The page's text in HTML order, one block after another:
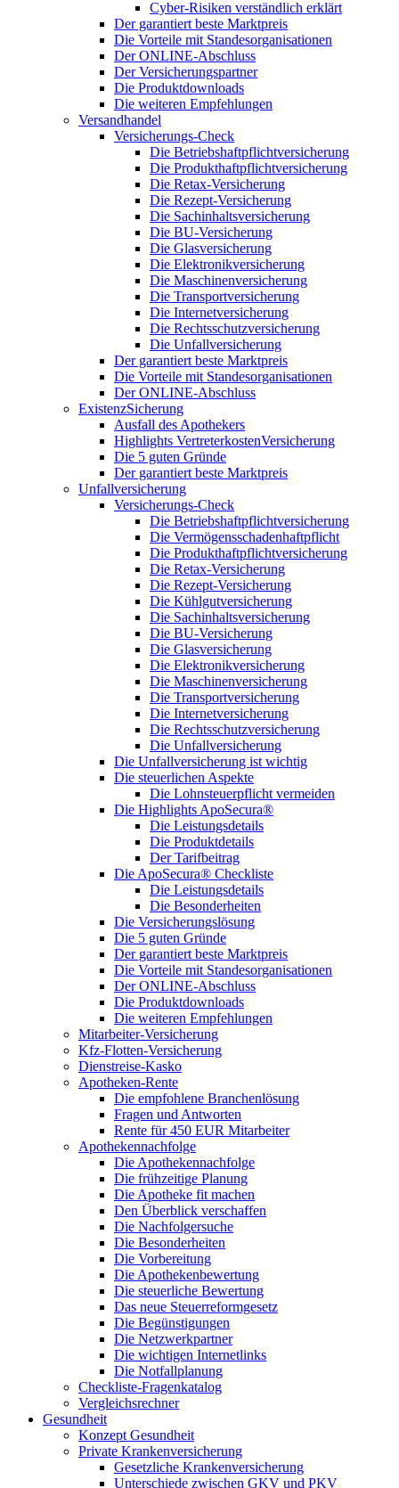
Cyber-Risiken verständlich erklärt
Der garantiert beste Marktpreis
Die Vorteile mit Standesorganisationen
Der ONLINE-Abschluss
Der Versicherungspartner
Die Produktdownloads
Die weiteren Empfehlungen
Versandhandel
Versicherungs-Check
Die Betriebshaftpflichtversicherung
Die Produkthaftpflichtversicherung
Die Retax-Versicherung
Die Rezept-Versicherung
Die Sachinhaltsversicherung
Die BU-Versicherung
Die Glasversicherung
Die Elektronikversicherung
Die Maschinenversicherung
Die Transportversicherung
Die Internetversicherung
Die Rechtsschutzversicherung
Die Unfallversicherung
Der garantiert beste Marktpreis
Die Vorteile mit Standesorganisationen
Der ONLINE-Abschluss
ExistenzSicherung
Ausfall des Apothekers
Highlights VertreterkostenVersicherung
Die 5 guten Gründe
Der garantiert beste Marktpreis
Unfallversicherung
Versicherungs-Check
Die Betriebshaftpflichtversicherung
Die Vermögensschadenhaftpflicht
Die Produkthaftpflichtversicherung
Die Retax-Versicherung
Die Rezept-Versicherung
Die Kühlgutversicherung
Die Sachinhaltsversicherung
Die BU-Versicherung
Die Glasversicherung
Die Elektronikversicherung
Die Maschinenversicherung
Die Transportversicherung
Die Internetversicherung
Die Rechtsschutzversicherung
Die Unfallversicherung
Die Unfallversicherung ist wichtig
Die steuerlichen Aspekte
Die Lohnsteuerpflicht vermeiden
Die Highlights ApoSecura®
Die Leistungsdetails
Die Produktdetails
Der Tarifbeitrag
Die ApoSecura® Checkliste
Die Leistungsdetails
Die Besonderheiten
Die Versicherungslösung
Die 5 guten Gründe
Der garantiert beste Marktpreis
Die Vorteile mit Standesorganisationen
Der ONLINE-Abschluss
Die Produktdownloads
Die weiteren Empfehlungen
Mitarbeiter-Versicherung
Kfz-Flotten-Versicherung
Dienstreise-Kasko
Apotheken-Rente
Die empfohlene Branchenlösung
Fragen und Antworten
Rente für 450 EUR Mitarbeiter
Apothekennachfolge
Die Apothekennachfolge
Die frühzeitige Planung
Die Apotheke fit machen
Den Überblick verschaffen
Die Nachfolgersuche
Die Besonderheiten
Die Vorbereitung
Die Apothekenbewertung
Die steuerliche Bewertung
Das neue Steuerreformgesetz
Die Begünstigungen
Die Netzwerkpartner
Die wichtigen Internetlinks
Die Notfallplanung
Checkliste-Fragenkatalog
Vergleichsrechner
Gesundheit
Konzept Gesundheit
Private Krankenversicherung
Gesetzliche Krankenversicherung
Unterschiede zwischen GKV und PKV